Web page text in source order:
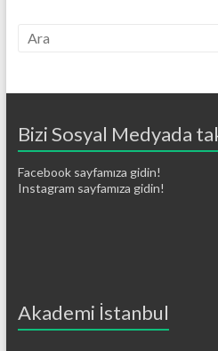
Bizi Sosyal Medyada
Facebook sayfamıza gidin!
Instagram sayfamıza gidin!
Akademi İstanbul